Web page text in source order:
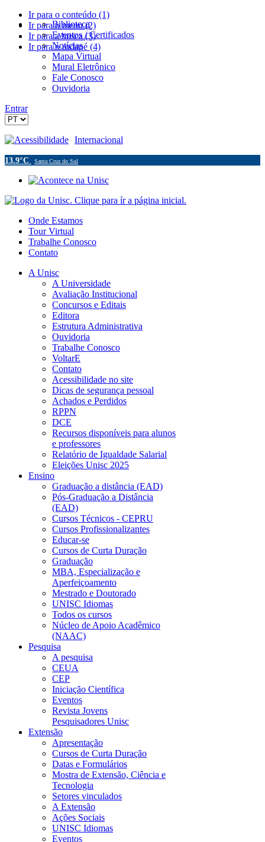
Ir para o conteúdo (1)
Ir para o menu (2)
Ir para a busca (3)
Ir para o rodapé (4)
Biblioteca
Eventos / Certificados
Notícias
Mapa Virtual
Mural Eletrônico
Fale Conosco
Ouvidoria
Entrar
Acessibilidade Internacional
13.9°C Santa Cruz do Sul
Onde Estamos
Tour Virtual
Trabalhe Conosco
Contato
A Unisc
A Universidade
Avaliação Institucional
Concursos e Editais
Editora
Estrutura Administrativa
Ouvidoria
Trabalhe Conosco
VoltarE
Contato
Acessibilidade no site
Dicas de segurança pessoal
Achados e Perdidos
RPPN
DCE
Recursos disponíveis para alunos
e professores
Relatório de Igualdade Salarial
Eleições Unisc 2025
Ensino
Graduação a distância (EAD)
Pós-Graduação a Distância
(EAD)
Cursos Técnicos - CEPRU
Cursos Profissionalizantes
Educar-se
Cursos de Curta Duração
Graduação
MBA, Especialização e
Aperfeiçoamento
Mestrado e Doutorado
UNISC Idiomas
Todos os cursos
Núcleo de Apoio Acadêmico
(NAAC)
Pesquisa
A pesquisa
CEUA
CEP
Iniciação Científica
Eventos
Revista Jovens
Pesquisadores Unisc
Extensão
Apresentação
Cursos de Curta Duração
Datas e Formulários
Mostra de Extensão, Ciência e
Tecnologia
Setores vinculados
A Extensão
Ações Sociais
UNISC Idiomas
Eventos